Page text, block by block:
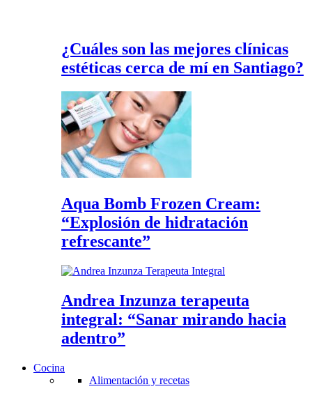
¿Cuáles son las mejores clínicas
estéticas cerca de mí en Santiago?
Aqua Bomb Frozen Cream:
“Explosión de hidratación
refrescante”
Andrea Inzunza terapeuta
integral: “Sanar mirando hacia
adentro”
Cocina
Alimentación y recetas